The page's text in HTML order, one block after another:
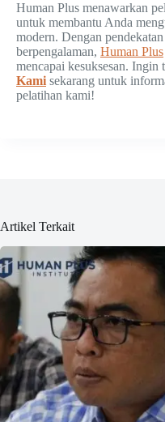
Human Plus menawarkan
untuk membantu Anda
modern. Dengan
berpengalaman, Human Plus
mencapai kesuksesan. Ingin
Kami sekarang untuk
pelatihan kami!
Artikel Terkait